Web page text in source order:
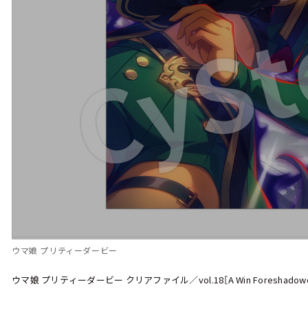
ウマ娘 プリティーダービー
ウマ娘 プリティーダービー クリアファイル／vol.18［A Win